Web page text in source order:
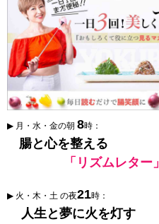
▶ 月・水・金の朝 8時：
腸と心を整える
「リズムレター」
▶ 火・木・土 の夜21時：
人生と夢に火を灯す